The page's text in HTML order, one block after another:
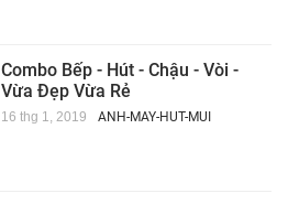
Combo Bếp - Hút - Chậu - Vòi -
Vừa Đẹp Vừa Rẻ
16 thg 1, 2019 ANH-MAY-HUT-MUI